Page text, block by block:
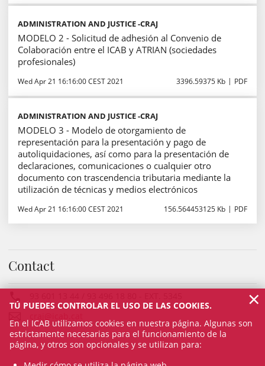
ADMINISTRATION AND JUSTICE -CRAJ
MODELO 2 - Solicitud de adhesión al Convenio de
Colaboración entre el ICAB y ATRIAN (sociedades
profesionales)
Wed Apr 21 16:16:00 CEST 2021 3396.59375 Kb PDF
ADMINISTRATION AND JUSTICE -CRAJ
MODELO 3 - Modelo de otorgamiento de
representación para la presentación y pago de
autoliquidaciones, así como para la presentación de
declaraciones, comunicaciones o cualquier otro
documento con trascendencia tributaria mediante la
utilización de técnicas y medios electrónicos
Wed Apr 21 16:16:00 CEST 2021 156.564453125 Kb PDF
Contact
TÚ PUEDES CONTROLAR EL USO DE LAS COOKIES.
En el ICAB utilizamos cookies en nuestra página. Algunas son
estrictamente necesarias para el funcionamiento de la
página, y otros son opcionales y se utilizan para:
×